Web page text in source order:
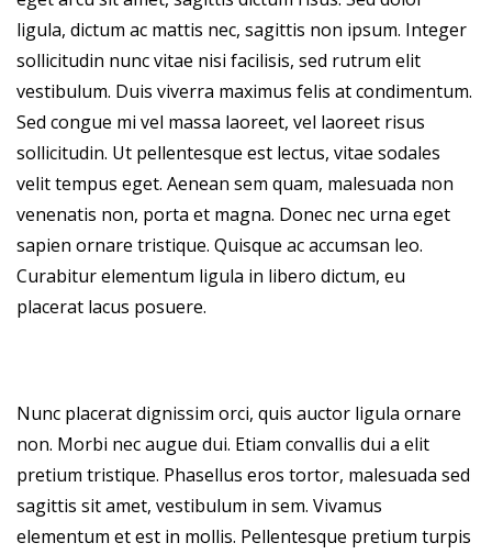
ligula, dictum ac mattis nec, sagittis non ipsum. Integer
sollicitudin nunc vitae nisi facilisis, sed rutrum elit
vestibulum. Duis viverra maximus felis at condimentum.
Sed congue mi vel massa laoreet, vel laoreet risus
sollicitudin. Ut pellentesque est lectus, vitae sodales
velit tempus eget. Aenean sem quam, malesuada non
venenatis non, porta et magna. Donec nec urna eget
sapien ornare tristique. Quisque ac accumsan leo.
Curabitur elementum ligula in libero dictum, eu
placerat lacus posuere.
Nunc placerat dignissim orci, quis auctor ligula ornare
non. Morbi nec augue dui. Etiam convallis dui a elit
pretium tristique. Phasellus eros tortor, malesuada sed
sagittis sit amet, vestibulum in sem. Vivamus
elementum et est in mollis. Pellentesque pretium turpis